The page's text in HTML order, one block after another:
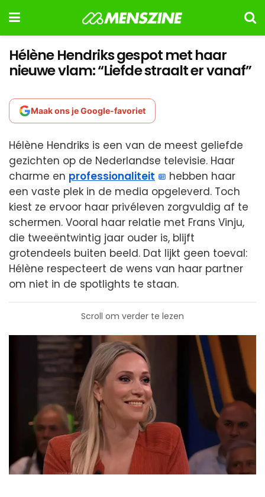
Hélène Hendriks gespot met haar
nieuwe vlam: “Liefde straalt er vanaf”
Maak ons je Google-favoriet
Hélène Hendriks is een van de meest geliefde
gezichten op de Nederlandse televisie. Haar
charme en professionaliteit
hebben haar
een vaste plek in de media opgeleverd. Toch
kiest ze ervoor haar privéleven zorgvuldig af te
schermen. Vooral haar relatie met Frans Vinju,
die tweeëntwintig jaar ouder is, blijft
grotendeels buiten beeld. Dat lijkt geen toeval:
Hélène respecteert de wens van haar partner
om niet in de spotlights te staan.
Scroll om verder te lezen